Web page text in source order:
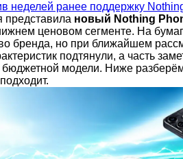
неделей ранее поддержку
представила новый Nothing
ценовом сегменте. На
бренда, но при ближайшем
подтянули, а часть
модели. Ниже